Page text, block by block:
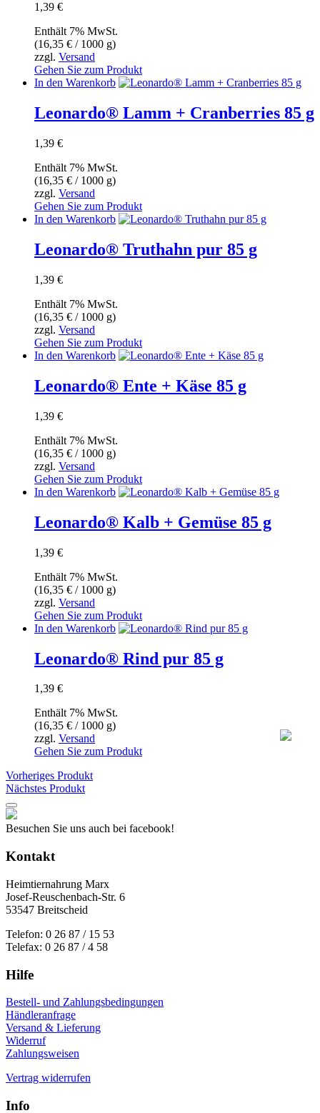
1,39 €
Enthält 7% MwSt.
(16,35 € / 1000 g)
zzgl. Versand
Gehen Sie zum Produkt
In den Warenkorb
Leonardo® Lamm + Cranberries 85 g
1,39 €
Enthält 7% MwSt.
(16,35 € / 1000 g)
zzgl. Versand
Gehen Sie zum Produkt
In den Warenkorb
Leonardo® Truthahn pur 85 g
1,39 €
Enthält 7% MwSt.
(16,35 € / 1000 g)
zzgl. Versand
Gehen Sie zum Produkt
In den Warenkorb
Leonardo® Ente + Käse 85 g
1,39 €
Enthält 7% MwSt.
(16,35 € / 1000 g)
zzgl. Versand
Gehen Sie zum Produkt
In den Warenkorb
Leonardo® Kalb + Gemüse 85 g
1,39 €
Enthält 7% MwSt.
(16,35 € / 1000 g)
zzgl. Versand
Gehen Sie zum Produkt
In den Warenkorb
Leonardo® Rind pur 85 g
1,39 €
Enthält 7% MwSt.
(16,35 € / 1000 g)
zzgl. Versand
Gehen Sie zum Produkt
Vorheriges Produkt
Nächstes Produkt
Besuchen Sie uns auch bei facebook!
Kontakt
Heimtiernahrung Marx
Josef-Reuschenbach-Str. 6
53547 Breitscheid
Telefon: 0 26 87 / 15 53
Telefax: 0 26 87 / 4 58
Hilfe
Bestell- und Zahlungsbedingungen
Händleranfrage
Versand & Lieferung
Widerruf
Zahlungsweisen
Vertrag widerrufen
Info